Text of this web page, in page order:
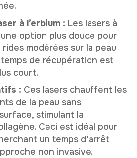
à l’erbium : Les lasers à
option plus douce pour
modérées sur la peau
de récupération est
court.
: Ces lasers chauffent les
de la peau sans
stimulant la
Ceci est idéal pour
un temps d’arrêt
non invasive.